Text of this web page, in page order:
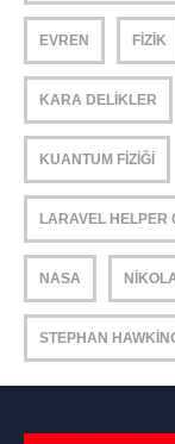
EVREN FIZIK
KARA DELIKLER
KUANTUM FIZIĞI
LARAVEL HELPER
NASA
STEPHAN